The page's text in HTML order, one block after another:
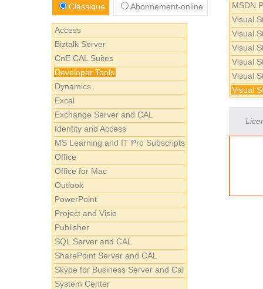
Classique Abonnement-online
Access
Biztalk Server
CnE CAL Suites
Developer Tools
Dynamics
Excel
Exchange Server and CAL
Identity and Access
MS Learning and IT Pro Subscripts
Office
Office for Mac
Outlook
PowerPoint
Project and Visio
Publisher
SQL Server and CAL
SharePoint Server and CAL
Skype for Business Server and Cal
System Center
MSDN
Visual
Visual
Visual
Visual
Visual
Visual